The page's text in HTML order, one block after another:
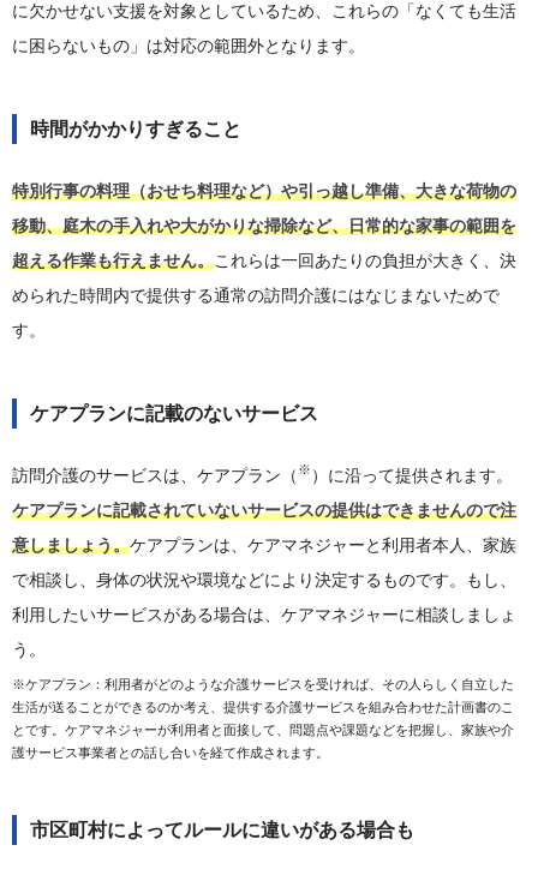
に欠かせない支援を対象としているため、これらの「なくても生活
に困らないもの」は対応の範囲外となります。
時間がかかりすぎること
特別行事の料理（おせち料理など）や引っ越し準備、大きな荷物の
移動、庭木の手入れや大がかりな掃除など、日常的な家事の範囲を
超える作業も行えません。これらは一回あたりの負担が大きく、決
められた時間内で提供する通常の訪問介護にはなじまないためで
す。
ケアプランに記載のないサービス
訪問介護のサービスは、ケアプラン（ ※ ）に沿って提供されます。
ケアプランに記載されていないサービスの提供はできませんので注
意しましょう。ケアプランは、ケアマネジャーと利用者本人、家族
で相談し、身体の状況や環境などにより決定するものです。もし、
利用したいサービスがある場合は、ケアマネジャーに相談しましょ
う。
※ケアプラン：利用者がどのような介護サービスを受ければ、その人らしく自立した
生活が送ることができるのか考え、提供する介護サービスを組み合わせた計画書のこ
とです。ケアマネジャーが利用者と面接して、問題点や課題などを把握し、家族や介
護サービス事業者との話し合いを経て作成されます。
市区町村によってルールに違いがある場合も